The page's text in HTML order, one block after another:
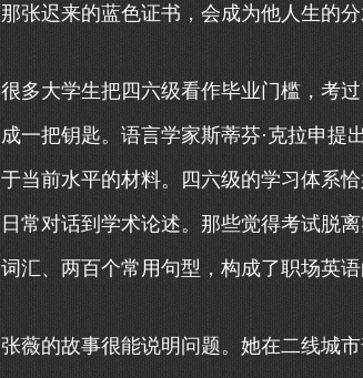
那张迟来的蓝色证书，会成为他人生的分
很多大学生把四六级看作毕业门槛，考
成一把钥匙。语言学家斯蒂芬·克拉申提
于当前水平的材料。四六级的学习体系
日常对话到学术论述。那些觉得考试脱
词汇、两百个常用句型，构成了职场英语
张薇的故事很能说明问题。她在二线城